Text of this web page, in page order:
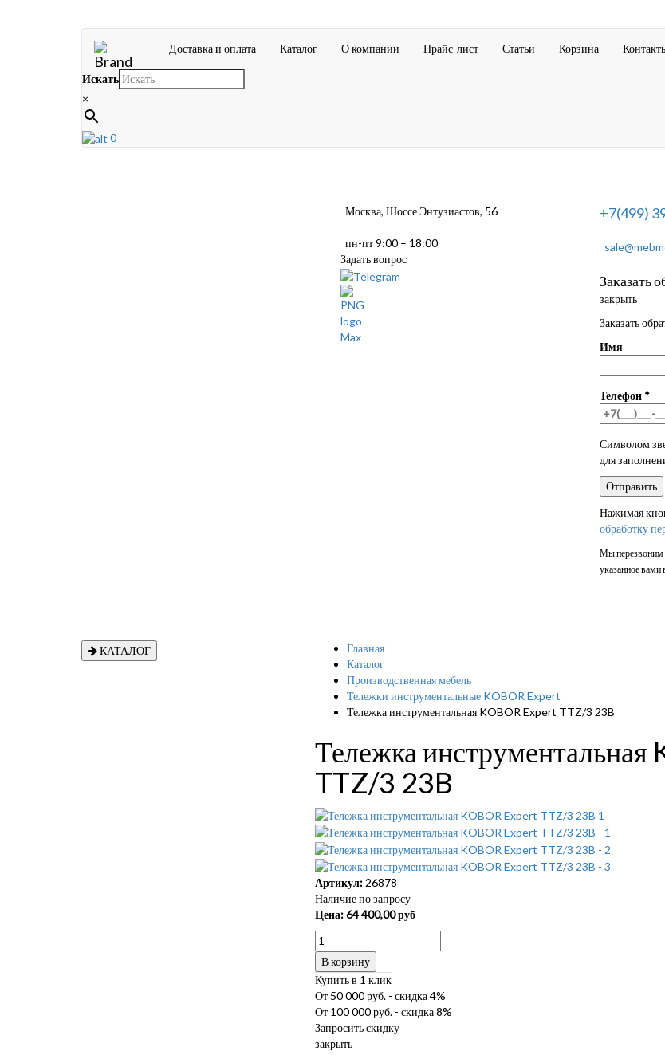
Доставка и оплата Каталог О компании Прайс-лист Статьи Корзина
Искать
×
0
Москва, Шоссе Энтузиастов, 56
пн-пт 9:00 – 18:00
Задать вопрос
+7(499)
Заказать
закрыть
Заказать
Имя
Телефон *
Символом
для
Нажимая
обработку
Мы перезвоним
указанное вами
КАТАЛОГ
Главная
Каталог
Производственная мебель
Тележки инструментальные KOBOR Expert
Тележка инструментальная KOBOR Expert TTZ/3 23B
Тележка
TTZ/3 23B
Артикул:26878
Наличие по запросу
Цена:64 400,00руб
В корзину
Купить в 1 клик
От 50 000 руб. - скидка 4%
От 100 000 руб. - скидка 8%
Запросить скидку
закрыть